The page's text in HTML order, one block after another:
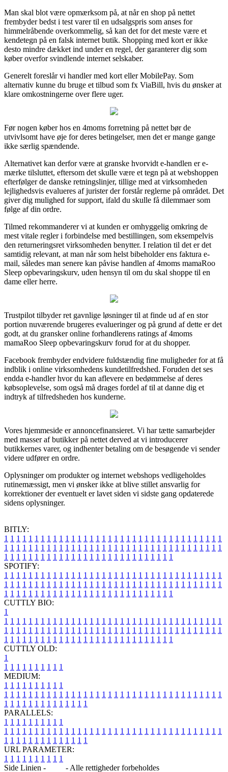
Man skal blot være opmærksom på, at når en shop på nettet
frembyder bedst i test varer til en udsalgspris som anses for
himmelråbende overkommelig, så kan det for det meste være et
kendetegn på en falsk internet butik. Shopping med kort er ikke
desto mindre dækket ind under en regel, der garanterer dig som
køber overfor svindlende internet selskaber.
Generelt foreslår vi handler med kort eller MobilePay. Som
alternativ kunne du bruge et tilbud som fx ViaBill, hvis du ønsker at
klare omkostningerne over flere uger.
Før nogen køber hos en 4moms forretning på nettet bør de
utvivlsomt have øje for deres betingelser, men det er mange gange
ikke særlig spændende.
Alternativet kan derfor være at granske hvorvidt e-handlen er e-
mærke tilsluttet, eftersom det skulle være et tegn på at webshoppen
efterfølger de danske retningslinjer, tillige med at virksomheden
lejlighedsvis evalueres af jurister der forstår reglerne på området. Det
giver dig mulighed for support, ifald du skulle få dilemmaer som
følge af din ordre.
Tilmed rekommanderer vi at kunden er omhyggelig omkring de
mest vitale regler i forbindelse med bestillingen, som eksempelvis
den returneringsret virksomheden benytter. I relation til det er det
samtidig relevant, at man når som helst bibeholder ens faktura e-
mail, således man senere kan påvise handlen af 4moms mamaRoo
Sleep opbevaringskurv, uden hensyn til om du skal shoppe til en
dame eller herre.
Trustpilot tilbyder ret gavnlige løsninger til at finde ud af en stor
portion nuværende brugeres evalueringer og på grund af dette er det
godt, at du gransker online forhandlerens ratings af 4moms
mamaRoo Sleep opbevaringskurv forud for at du shopper.
Facebook frembyder endvidere fuldstændig fine muligheder for at få
indblik i online virksomhedens kundetilfredshed. Foruden det ses
endda e-handler hvor du kan aflevere en bedømmelse af deres
købsoplevelse, som også må drages fordel af til at danne dig et
indtryk af tilfredsheden hos kunderne.
Vores hjemmeside er annoncefinansieret. Vi har tætte samarbejder
med masser af butikker på nettet derved at vi introducerer
butikkernes varer, og indhenter betaling om de besøgende vi sender
videre udfører en ordre.
Oplysninger om produkter og internet webshops vedligeholdes
rutinemæssigt, men vi ønsker ikke at blive stillet ansvarlig for
korrektioner der eventuelt er lavet siden vi sidste gang opdaterede
sidens oplysninger.
BITLY:
1 1 1 1 1 1 1 1 1 1 1 1 1 1 1 1 1 1 1 1 1 1 1 1 1 1 1 1 1 1 1 1 1 1 1 1
1 1 1 1 1 1 1 1 1 1 1 1 1 1 1 1 1 1 1 1 1 1 1 1 1 1 1 1 1 1 1 1 1 1 1 1
1 1 1 1 1 1 1 1 1 1 1 1 1 1 1 1 1 1 1 1 1 1 1 1 1 1 1 1
SPOTIFY:
1 1 1 1 1 1 1 1 1 1 1 1 1 1 1 1 1 1 1 1 1 1 1 1 1 1 1 1 1 1 1 1 1 1 1 1
1 1 1 1 1 1 1 1 1 1 1 1 1 1 1 1 1 1 1 1 1 1 1 1 1 1 1 1 1 1 1 1 1 1 1 1
1 1 1 1 1 1 1 1 1 1 1 1 1 1 1 1 1 1 1 1 1 1 1 1 1 1 1 1
CUTTLY BIO:
1
1 1 1 1 1 1 1 1 1 1 1 1 1 1 1 1 1 1 1 1 1 1 1 1 1 1 1 1 1 1 1 1 1 1 1 1
1 1 1 1 1 1 1 1 1 1 1 1 1 1 1 1 1 1 1 1 1 1 1 1 1 1 1 1 1 1 1 1 1 1 1 1
1 1 1 1 1 1 1 1 1 1 1 1 1 1 1 1 1 1 1 1 1 1 1 1 1 1 1 1
CUTTLY OLD:
1
1 1 1 1 1 1 1 1 1 1
MEDIUM:
1 1 1 1 1 1 1 1 1 1
1 1 1 1 1 1 1 1 1 1 1 1 1 1 1 1 1 1 1 1 1 1 1 1 1 1 1 1 1 1 1 1 1 1 1 1
1 1 1 1 1 1 1 1 1 1 1 1 1 1
PARALLELS:
1 1 1 1 1 1 1 1 1 1
1 1 1 1 1 1 1 1 1 1 1 1 1 1 1 1 1 1 1 1 1 1 1 1 1 1 1 1 1 1 1 1 1 1 1 1
1 1 1 1 1 1 1 1 1 1 1 1 1 1
URL PARAMETER:
1 1 1 1 1 1 1 1 1 1
Side Linien -
- Alle rettigheder forbeholdes